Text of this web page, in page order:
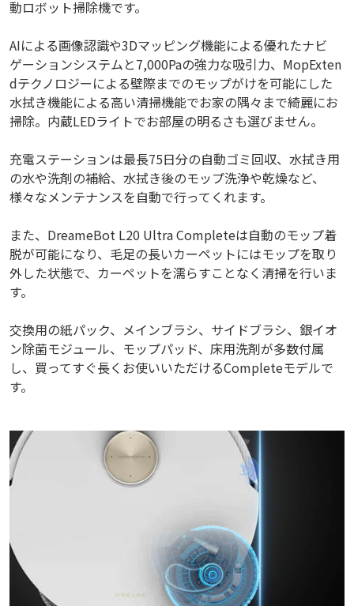
動ロボット掃除機です。
AIによる画像認識や3Dマッピング機能による優れたナビ
ゲーションシステムと7,000Paの強力な吸引力、MopExten
dテクノロジーによる壁際までのモップがけを可能にした
水拭き機能による高い清掃機能でお家の隅々まで綺麗にお
掃除。内蔵LEDライトでお部屋の明るさも選びません。
充電ステーションは最長75日分の自動ゴミ回収、水拭き用
の水や洗剤の補給、水拭き後のモップ洗浄や乾燥など、
様々なメンテナンスを自動で行ってくれます。
また、DreameBot L20 Ultra Completeは自動のモップ着
脱が可能になり、毛足の長いカーペットにはモップを取り
外した状態で、カーペットを濡らすことなく清掃を行いま
す。
交換用の紙パック、メインブラシ、サイドブラシ、銀イオ
ン除菌モジュール、モップパッド、床用洗剤が多数付属
し、買ってすぐ長くお使いいただけるCompleteモデルで
す。